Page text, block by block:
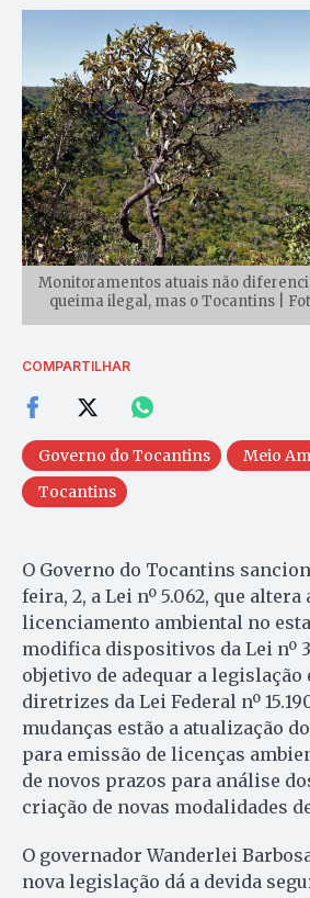
Monitoramentos atuais não
queima ilegal, mas o Tocantins |
COMPARTILHAR
Governo do Tocantins Meio
Tocantins
O Governo do Tocantins
feira, 2, a Lei nº 5.062, que altera
licenciamento ambiental no
modifica dispositivos da Lei nº
objetivo de adequar a legislação
diretrizes da Lei Federal nº
mudanças estão a atualização
para emissão de licenças
de novos prazos para análise
criação de novas modalidades
O governador Wanderlei
nova legislação dá a devida